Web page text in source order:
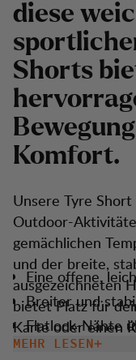
diese
Shorts
Komfort.
Unsere Tyre
Outdoor-
gemächlichen
und der breite,
ausgezeichneten
bietet Platz für
Karte oder einen
immer einen
Eine offene,
Breiter und
Flatlock-Nähte
MEHR LESEN